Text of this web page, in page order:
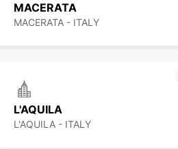
MACERATA
MACERATA - ITALY
L'AQUILA
L'AQUILA - ITALY